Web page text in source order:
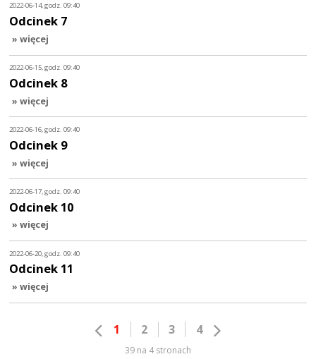
2022-06-14, godz. 09:40
Odcinek 7
» więcej
2022-06-15, godz. 09:40
Odcinek 8
» więcej
2022-06-16, godz. 09:40
Odcinek 9
» więcej
2022-06-17, godz. 09:40
Odcinek 10
» więcej
2022-06-20, godz. 09:40
Odcinek 11
» więcej
1 2 3 4
39 na 4 stronach